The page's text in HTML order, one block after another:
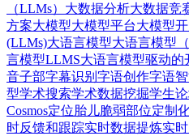
（LLMs） 大数据分析大数据竞
方案大模型大模型平台大模型
(LLMs)大语言模型大语言模型
言模型LLMS大语言模型驱动的
音子部字幕识别 字语创作字语
型学术搜索学术数据挖掘学生
Cosmos定位胎儿脆弱部位定制
时反馈和跟踪实时数据提炼实